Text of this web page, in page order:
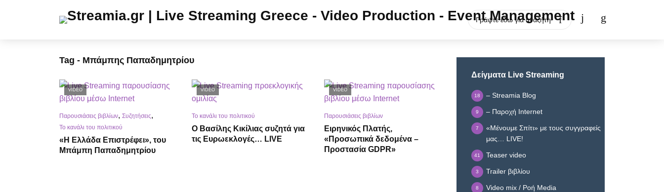
Tag - Μπάμπης Παπαδημητρίου
VIDEO
Παρουσιάσεις βιβλίων, Συζητήσεις,
Το κανάλι του πολιτικού
«Η Ελλάδα Επιστρέφει», του
Μπάμπη Παπαδημητρίου
VIDEO
Το κανάλι του πολιτικού
Ο Βασίλης Κικίλιας συζητά για
τις Ευρωεκλογές… LIVE
VIDEO
Παρουσιάσεις βιβλίων
Ειρηνικός Πλατής,
«Προσωπικά δεδομένα –
Προστασία GDPR»
Δείγματα Live Streaming
– Streamia Blog
18
– Παροχή Internet
9
«Μένουμε Σπίτι» με τους συγγραφείς
μας… LIVE!
7
Teaser video
41
Trailer βιβλίου
3
Video mix / Ροή Media
8